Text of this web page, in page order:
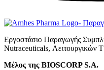
Εργοστάσιο Παραγωγής
Νutraceuticals, Λειτουργικών
Μέλος της BIOSCORP S.A.